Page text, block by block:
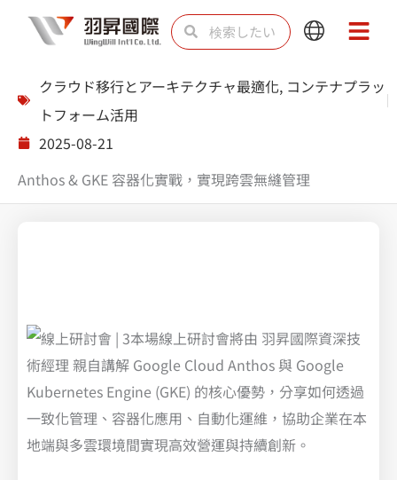
検
索 索
Main
Main
クラウド移行とアーキテクチャ最適化, コンテナプラッ
トフォーム活用
2025-08-21
Anthos & GKE 容器化實戰，實現跨雲無縫管理